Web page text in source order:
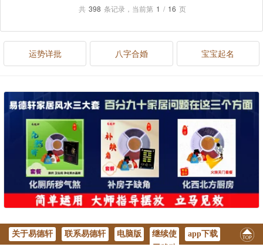
共 398 条记录，当前第 1 / 16 页
运势详批 八字合婚 宝宝起名
关于易德轩 联系易德轩 电脑版
继续使
app下载